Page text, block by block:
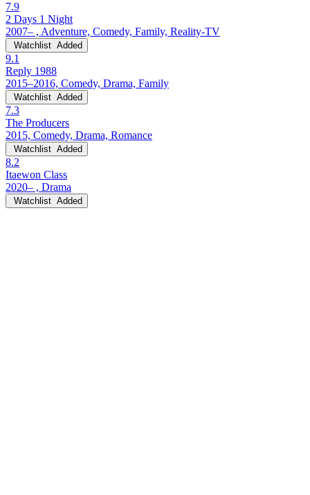
7.9
2 Days 1 Night
2007– , Adventure, Comedy, Family, Reality-TV
Watchlist Added
9.1
Reply 1988
2015–2016, Comedy, Drama, Family
Watchlist Added
7.3
The Producers
2015, Comedy, Drama, Romance
Watchlist Added
8.2
Itaewon Class
2020– , Drama
Watchlist Added